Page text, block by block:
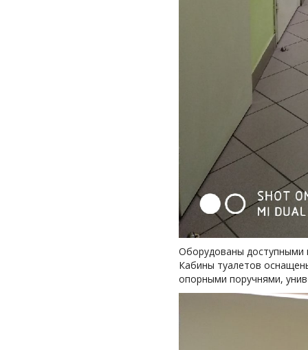
Оборудованы доступными
Кабины туалетов
опорными поручнями,